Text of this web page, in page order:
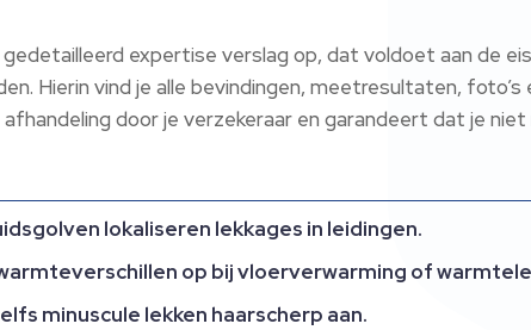
expertise verslag op, dat voldoet aan de
Hierin vind je alle bevindingen, meetresultaten,
door je verzekeraar en garandeert dat je
lokaliseren lekkages in leidingen.
op bij vloerverwarming of
minuscule lekken haarscherp aan.